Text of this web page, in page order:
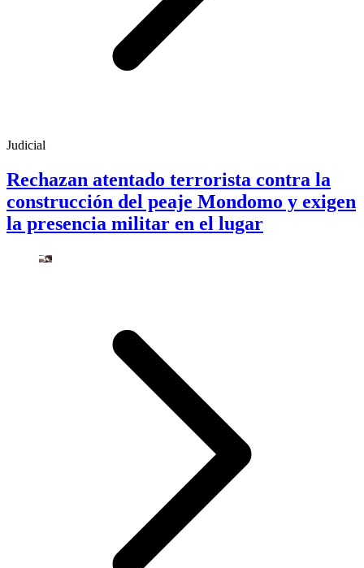
Judicial
Rechazan atentado terrorista contra la
construcción del peaje Mondomo y exigen
la presencia militar en el lugar